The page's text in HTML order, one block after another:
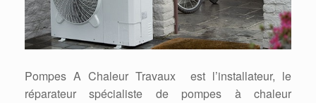
Pompes A Chaleur Travaux est l’installateur, le
réparateur spécialiste de pompes à chaleur